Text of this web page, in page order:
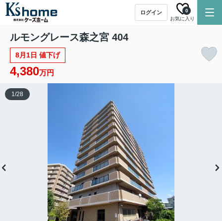
ログイン
お気に入り
0
ルモングレース森之宮 404
8月1日 値下げ
4,380万円
1/28